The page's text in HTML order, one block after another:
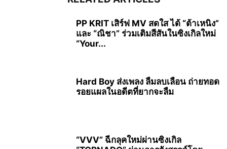
PP KRIT เสิร์ฟ MV สดใส ได้ “ต้าเหนิง”
และ “ณิชา” ร่วมเติมสีสันในซิงเกิลใหม่
“Your...
Hard Boy ส่งเพลง ลืมลบเลือน ถ่ายทอด
รอยแผลในอดีตที่ยากจะลืม
“VVV” ฉีกลุคใหม่ผ่านซิงเกิล